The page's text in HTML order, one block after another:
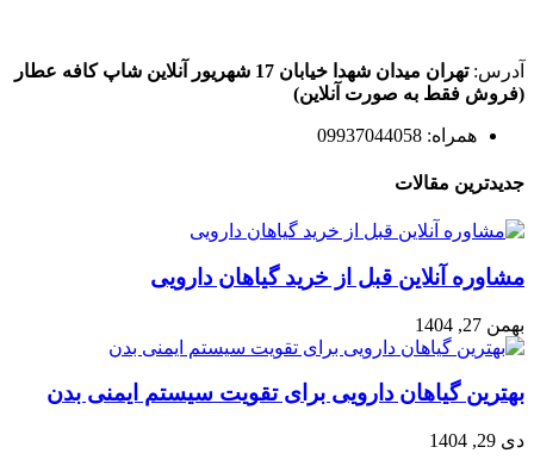
آدرس:تهران میدان شهدا خیابان 17 شهریور آنلاین شاپ کافه عطار
(فروش فقط به صورت آنلاین)
همراه: 09937044058
جدیدترین مقالات
مشاوره آنلاین قبل از خرید گیاهان دارویی
بهمن 27, 1404
بهترین گیاهان دارویی برای تقویت سیستم ایمنی بدن
دی 29, 1404